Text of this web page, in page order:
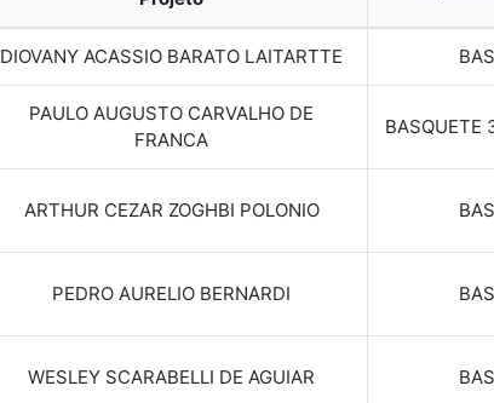
DIOVANY ACASSIO BARATO LAITARTTE
PAULO AUGUSTO CARVALHO DE
FRANCA
BASQUETE
ARTHUR CEZAR ZOGHBI POLONIO
PEDRO AURELIO BERNARDI
WESLEY SCARABELLI DE AGUIAR